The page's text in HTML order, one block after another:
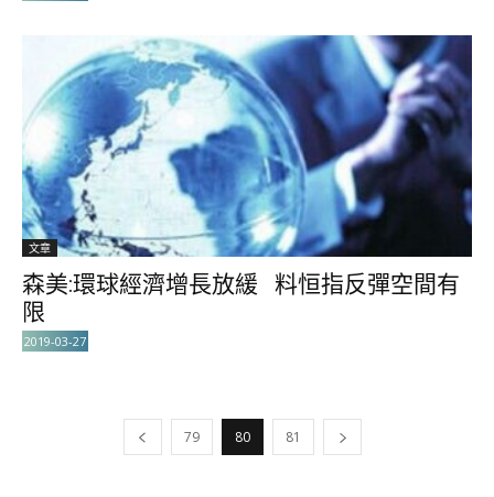
文章
森美:環球經濟增長放緩 料恒指反彈空間有
限
2019-03-27
79 80 81